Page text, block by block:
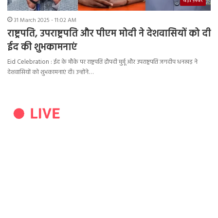
31 March 2025 - 11:02 AM
राष्ट्रपति, उपराष्ट्रपति और पीएम मोदी ने देशवासियों को दी
ईद की शुभकामनाएं
Eid Celebration : ईद के मौके पर राष्ट्रपति द्रौपदी मुर्मू और उपराष्ट्रपति जगदीप धनखड़ ने
देशवासियों को शुभकामनाएं दी। उन्होंने…